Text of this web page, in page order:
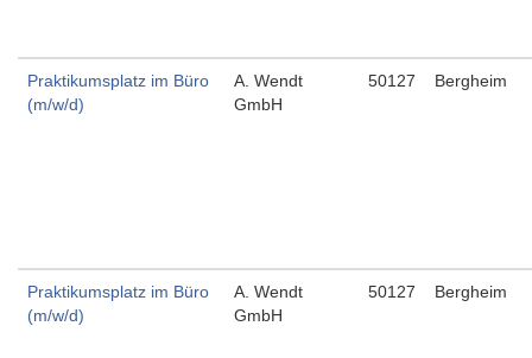
Praktikumsplatz im Büro
(m/w/d)
A. Wendt
GmbH
50127 Bergheim
Praktikumsplatz im Büro
(m/w/d)
A. Wendt
GmbH
50127 Bergheim